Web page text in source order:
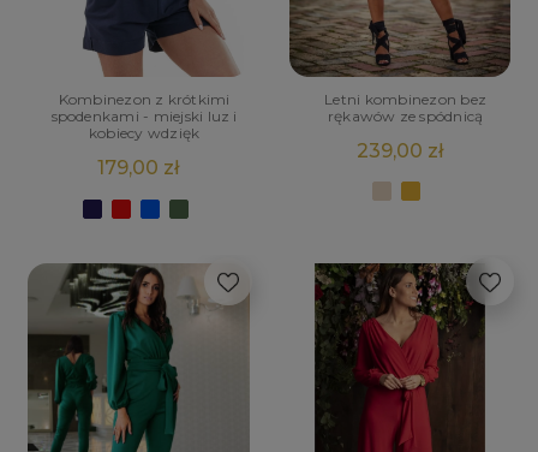
Kombinezon z krótkimi
spodenkami - miejski luz i
kobiecy wdzięk
179,00 zł
Letni kombinezon bez
rękawów ze spódnicą
239,00 zł